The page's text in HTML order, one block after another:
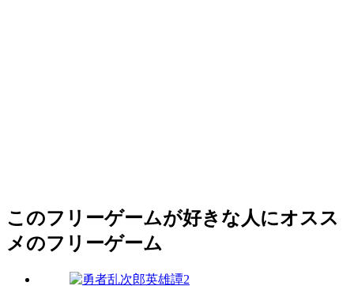
このフリーゲームが好きな人にオスス
メのフリーゲーム